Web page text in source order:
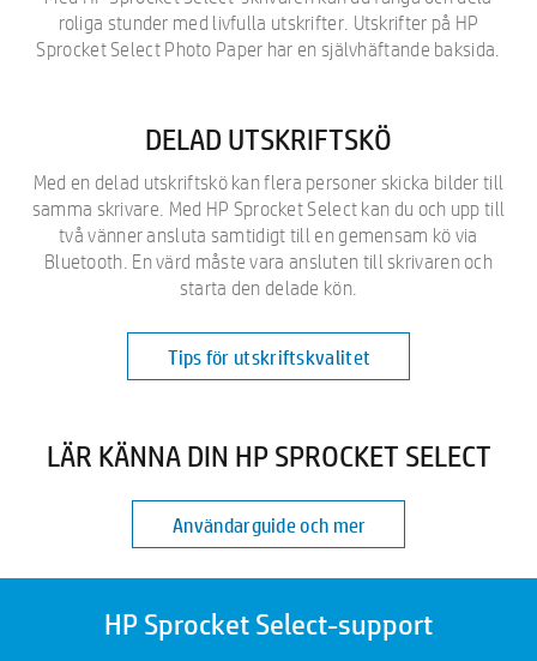
roliga stunder med livfulla utskrifter. Utskrifter på HP
Sprocket Select Photo Paper har en självhäftande baksida.
DELAD UTSKRIFTSKÖ
Med en delad utskriftskö kan flera personer skicka bilder till
samma skrivare. Med HP Sprocket Select kan du och upp till
två vänner ansluta samtidigt till en gemensam kö via
Bluetooth. En värd måste vara ansluten till skrivaren och
starta den delade kön.
Tips för utskriftskvalitet
LÄR KÄNNA DIN HP SPROCKET SELECT
Användarguide och mer
HP Sprocket Select-support